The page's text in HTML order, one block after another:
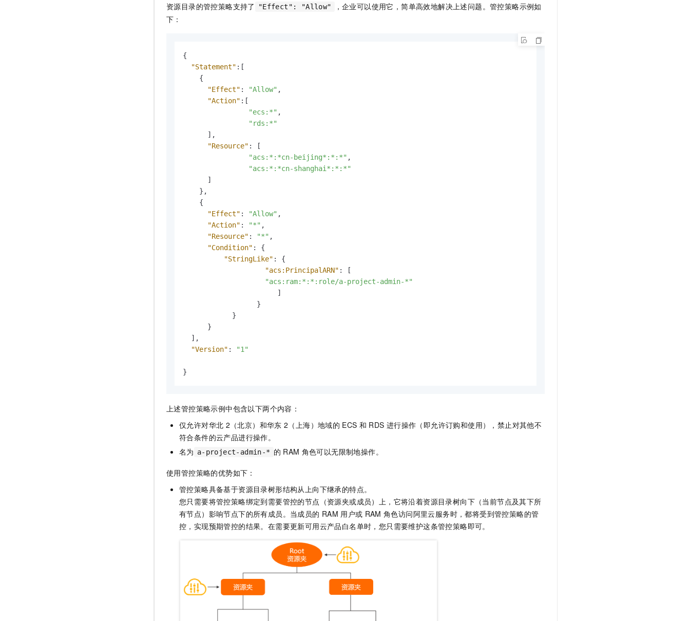
资源目录的管控策略支持了 "Effect": "Allow"
，企业可以使用它，简单高效地解决上述问题。管控策略示例如
下：
{
"Statement" : [
{
"Effect" : "Allow" ,
"Action" : [
"ecs:*" ,
"rds:*"
] ,
"Resource" :
[
"acs:*:*cn-beijing*:*:*" ,
"acs:*:*cn-shanghai*:*:*"
]
} ,
{
"Effect" : "Allow" ,
"Action" : "*" ,
"Resource" : "*" ,
"Condition" :
{
"StringLike" :
{
"acs:PrincipalARN" :
[
"acs:ram:*:*:role/a-project-admin-*"
]
}
}
}
] ,
"Version" : "1"
}
上述管控策略示例中包含以下两个内容：
仅允许对华北 2（北京）和华东 2（上海）地域的 ECS 和 RDS 进行操作（即允许订购和使用），禁止对其他不
符合条件的云产品进行操作。
名为 a-project-admin-* 的 RAM 角色可以无限制地操作。
使用管控策略的优势如下：
管控策略具备基于资源目录树形结构从上向下继承的特点。
您只需要将管控策略绑定到需要管控的节点（资源夹或成员）上，它将沿着资源目录树向下（当前节点及其下所
有节点）影响节点下的所有成员。当成员的 RAM 用户或 RAM 角色访问阿里云服务时，都将受到管控策略的管
控，实现预期管控的结果。在需要更新可用云产品白名单时，您只需要维护这条管控策略即可。